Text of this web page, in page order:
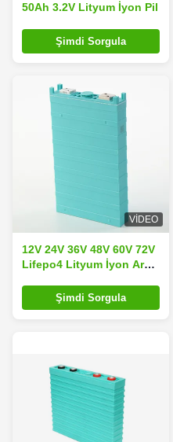
50Ah 3.2V Lityum İyon Pil
Şimdi Sorgula
VIDEO
12V 24V 36V 48V 60V 72V
Lifepo4 Lityum İyon Araç
SertifikalıŞimdi Sorgula